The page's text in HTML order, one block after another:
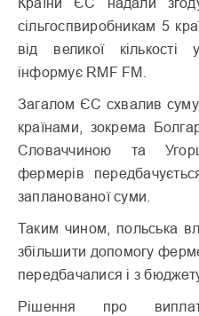
сільгоспвиробникам 5
від великої кількості
інформує RMF FM.
Загалом ЄС схвалив суму
країнами, зокрема
Словаччиною та
фермерів
запланованої суми.
Таким чином, польська
збільшити допомогу
передбачалися і з бюджету
Рішення про